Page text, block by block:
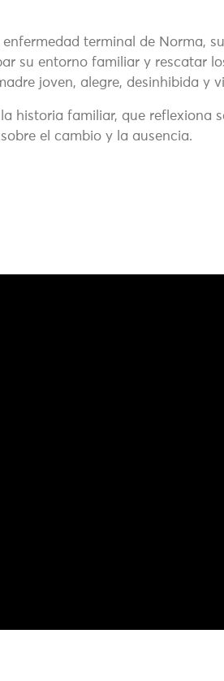
terminal de Norma,
su entorno familiar y rescatar
joven, alegre, desinhibida y
historia familiar, que reflexiona
el cambio y la ausencia.